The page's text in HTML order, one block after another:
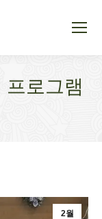
프로그램
2월